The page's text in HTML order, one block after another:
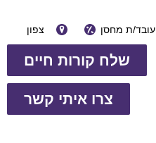
עובד/ת מחסן צפון
שלח קורות חיים
צרו איתי קשר